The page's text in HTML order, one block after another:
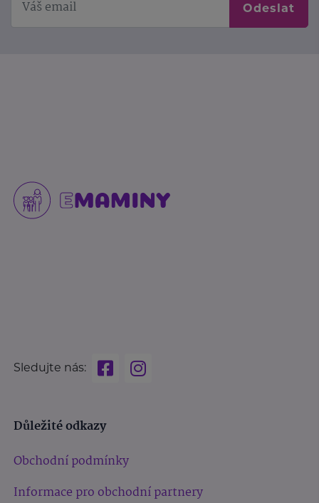
Odeslat
Sledujte nás:
Důležité odkazy
Obchodní podmínky
Informace pro obchodní partnery